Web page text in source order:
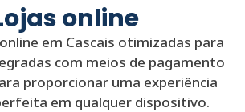
online
em Cascais otimizadas para
com meios de pagamento
proporcionar uma experiência
em qualquer dispositivo.